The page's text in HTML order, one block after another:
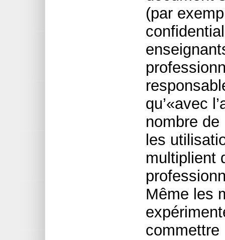
(par
qu’«avec
nombre
les
multiplient
Même les
commettre